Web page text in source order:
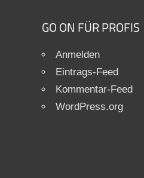
GO ON FÜR PROFIS
Anmelden
Eintrags-Feed
Kommentar-Feed
WordPress.org